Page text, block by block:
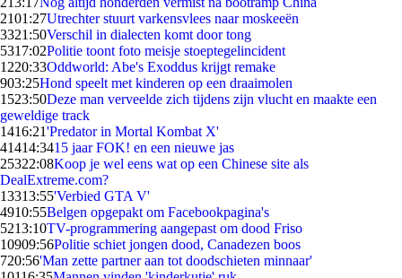
2101:27Utrechter stuurt varkensvlees naar moskeeën
3321:50Verschil in dialecten komt door tong
5317:02Politie toont foto meisje stoeptegelincident
1220:33Oddworld: Abe's Exoddus krijgt remake
903:25Hond speelt met kinderen op een draaimolen
1523:50Deze man verveelde zich tijdens zijn vlucht en maakte een
geweldige track
1416:21'Predator in Mortal Kombat X'
41414:3415 jaar FOK! en een nieuwe jas
25322:08Koop je wel eens wat op een Chinese site als
DealExtreme.com?
13313:55'Verbied GTA V'
4910:55Belgen opgepakt om Facebookpagina's
5213:10TV-programmering aangepast om dood Friso
10909:56Politie schiet jongen dood, Canadezen boos
720:56'Man zette partner aan tot doodschieten minnaar'